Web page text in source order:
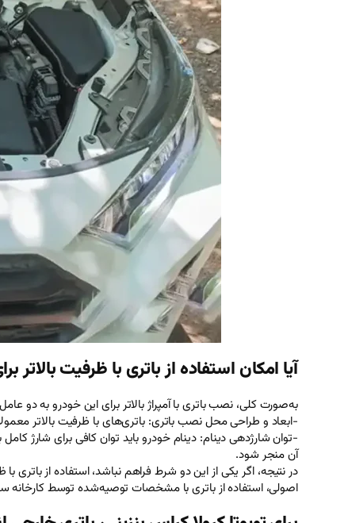
آیا امکان استفاده از باتری با ظرفیت بالاتر
به‌صورت کلی، نصب باتری با آمپراژ بالاتر برای این خودرو به دو
-ابعاد و طراحی محل نصب باتری: باتری‌های با ظرفیت بالاتر
-توان شارژدهی دینام: دینام خودرو باید توان کافی برای شارژ
آن منجر شود.
در نتیجه، اگر یکی از این دو شرط فراهم نباشد، استفاده از
اصولی، استفاده از باتری با مشخصات توصیه‌شده توسط کارخانه